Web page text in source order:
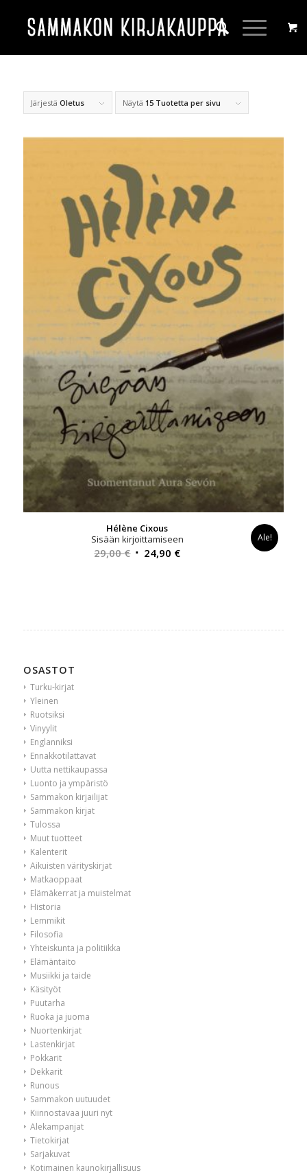
Järjestä Oletus Näytä 15 Tuotetta per sivu
Hélène Cixous
Sisään kirjoittamiseen
29,00€ Alkuperäinen
24,90 €Nykyinen
Ale!
OSASTOT
Turku-kirjat
Yleinen
Ruotsiksi
Vinyylit
Englanniksi
Ennakkotilattavat
Uutta nettikaupassa
Luonto ja ympäristö
Sammakon kirjailijat
Sammakon kirjat
Tulossa
Muut tuotteet
Kalenterit
Aikuisten värityskirjat
Matkaoppaat
Elämäkerrat ja muistelmat
Historia
Lemmikit
Filosofia
Yhteiskunta ja politiikka
Elämäntaito
Musiikki ja taide
Käsityöt
Puutarha
Ruoka ja juoma
Nuortenkirjat
Lastenkirjat
Pokkarit
Dekkarit
Runous
Sammakon uutuudet
Kiinnostavaa juuri nyt
Alekampanjat
Tietokirjat
Sarjakuvat
Kotimainen kaunokirjallisuus